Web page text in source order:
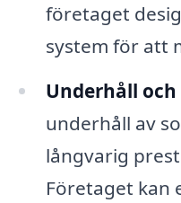
företaget
system för att
Underhåll och
underhåll av
långvarig
Företaget kan